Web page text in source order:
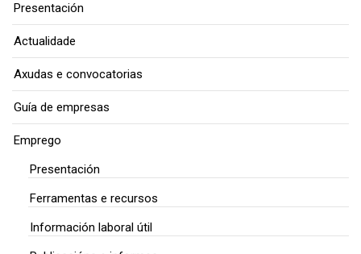
Presentación
Actualidade
Axudas e convocatorias
Guía de empresas
Emprego
Presentación
Ferramentas e recursos
Información laboral útil